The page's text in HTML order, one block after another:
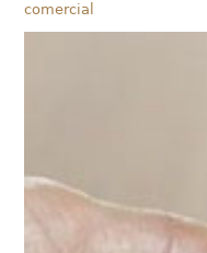
comercial